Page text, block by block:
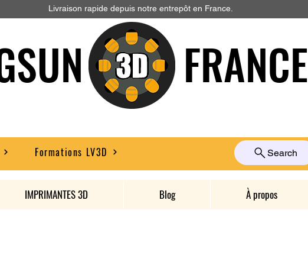
Livraison rapide depuis notre entrepôt en France.
FRANCE
Formations LV3D Search
IMPRIMANTES 3D Blog À propos